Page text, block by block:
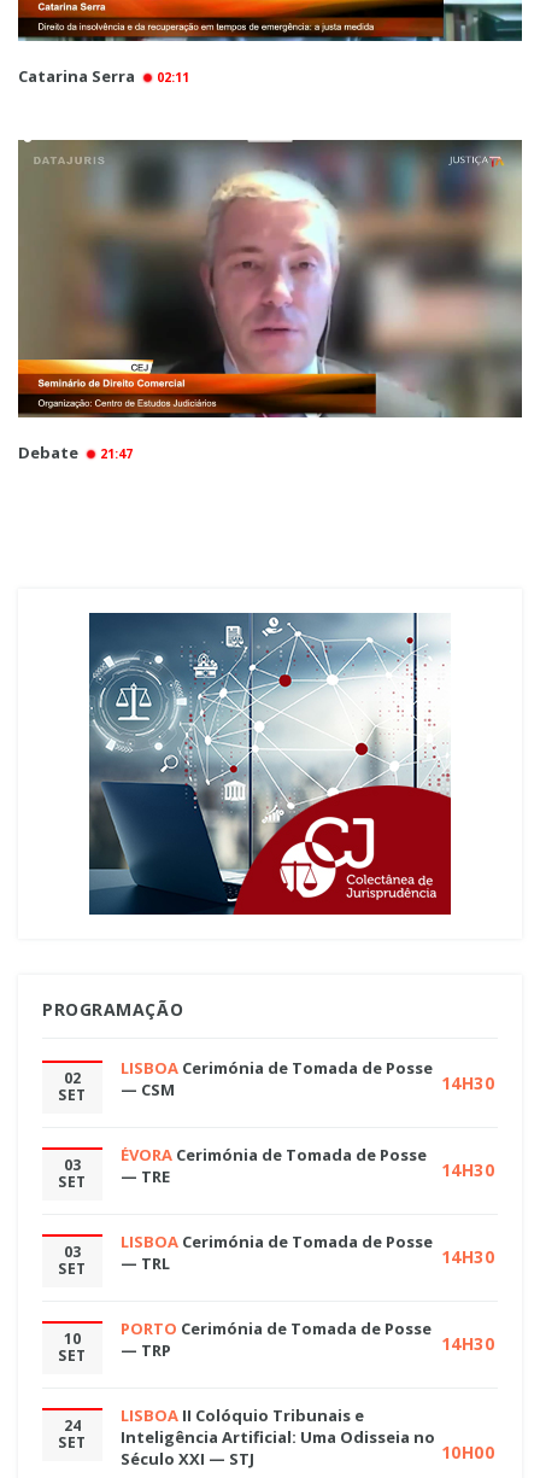
Catarina Serra 02:11
Debate 21:47
PROGRAMAÇÃO
02
SET
LISBOA Cerimónia de Tomada de Posse
— CSM
14H30
03
SET
ÉVORA Cerimónia de Tomada de Posse
— TRE
14H30
03
SET
LISBOA Cerimónia de Tomada de Posse
— TRL
14H30
10
SET
PORTO Cerimónia de Tomada de Posse
— TRP
14H30
24
SET
LISBOA II Colóquio Tribunais e
Inteligência Artificial: Uma Odisseia no
Século XXI — STJ
10H00